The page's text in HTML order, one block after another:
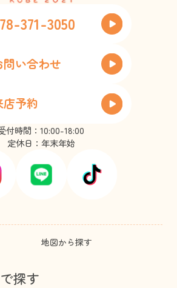
371-3050
問い合わせ
店予約
付時間：10:00-18:00
定休日：年末年始
地図から探す
探す